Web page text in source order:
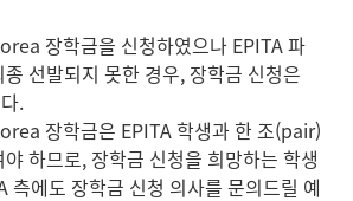
장학금을 신청하였으나 EPITA 파
선발되지 못한 경우, 장학금 신청은
.
장학금은 EPITA 학생과 한 조(pair)
하므로, 장학금 신청을 희망하는 학생
측에도 장학금 신청 의사를 문의드릴 예